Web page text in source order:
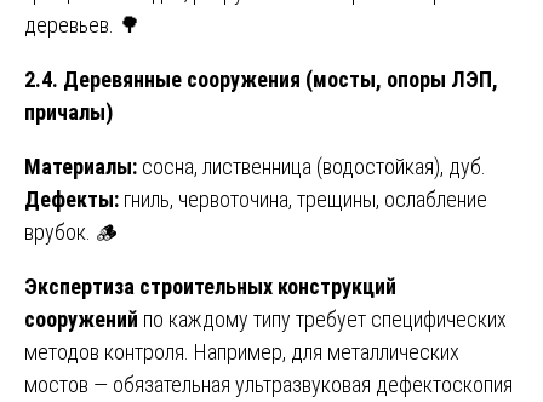
деревьев. 🌳
2.4. Деревянные сооружения (мосты, опоры ЛЭП,
причалы)
Материалы: сосна, лиственница (водостойкая), дуб.
Дефекты: гниль, червоточина, трещины, ослабление
врубок. 🪵
Экспертиза строительных конструкций
сооружений по каждому типу требует специфических
методов контроля. Например, для металлических
мостов — обязательная ультразвуковая дефектоскопия